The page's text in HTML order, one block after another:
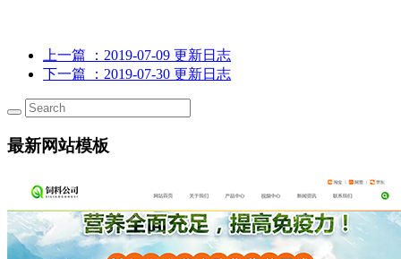
上一篇
：2019-07-09 更新日志
下一篇
：2019-07-30 更新日志
最新网站模板